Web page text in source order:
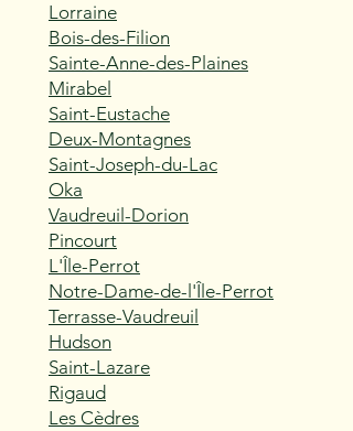
Lorraine
Bois-des-Filion
Sainte-Anne-des-Plaines
Mirabel
Saint-Eustache
Deux-Montagnes
Saint-Joseph-du-Lac
Oka
Vaudreuil-Dorion
Pincourt
L'Île-Perrot
Notre-Dame-de-l'Île-Perrot
Terrasse-Vaudreuil
Hudson
Saint-Lazare
Rigaud
Les Cèdres